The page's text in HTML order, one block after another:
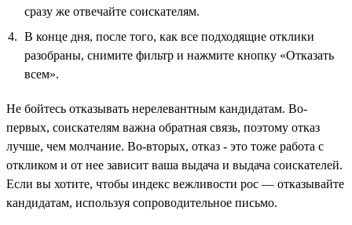
сразу же отвечайте соискателям.
В конце дня, после того, как все подходящие отклики
разобраны, снимите фильтр и нажмите кнопку «Отказать
всем».
Не бойтесь отказывать нерелевантным кандидатам. Во-
первых, соискателям важна обратная связь, поэтому отказ
лучше, чем молчание. Во-вторых, отказ - это тоже работа с
откликом и от нее зависит ваша выдача и выдача соискателей.
Если вы хотите, чтобы индекс вежливости рос — отказывайте
кандидатам, используя сопроводительное письмо.